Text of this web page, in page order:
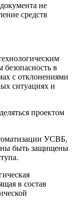
не
средств
в
с отклонениями
ситуациях и
проектом
УСВБ,
быть защищены
в состав